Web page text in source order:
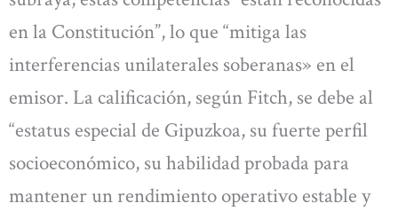
en la Constitución”, lo que “mitiga las
interferencias unilaterales soberanas» en el
emisor. La calificación, según Fitch, se debe al
“estatus especial de Gipuzkoa, su fuerte perfil
socioeconómico, su habilidad probada para
mantener un rendimiento operativo estable y